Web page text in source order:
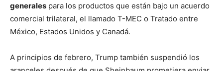
generales para los productos que están bajo un acuerdo
comercial trilateral, el llamado T-MEC o Tratado entre
México, Estados Unidos y Canadá.
A principios de febrero, Trump también suspendió los